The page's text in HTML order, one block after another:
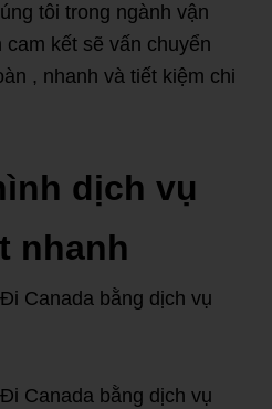
tôi trong ngành vận
kết sẽ vấn chuyển
, nhanh và tiết kiệm chi
dịch vụ
nhanh
Canada bằng dịch vụ
Canada bằng dịch vụ